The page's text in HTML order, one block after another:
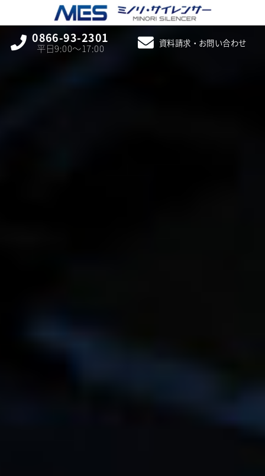
0866-93-2301
平日9:00〜17:00 資料請求・お問い合わせ